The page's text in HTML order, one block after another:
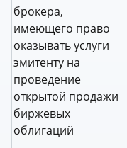
брокера,
имеющего право
оказывать услуги
эмитенту на
проведение
открытой продажи
биржевых
облигаций